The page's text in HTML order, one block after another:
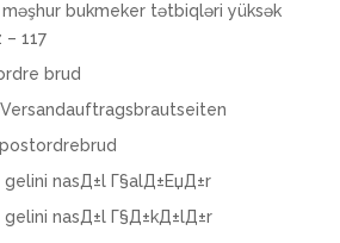
bukmeker tətbiqləri yüksək
117
brud
gelini nasД±l Г§alД±ЕџД±r
gelini nasД±l Г§Д±kД±lД±r